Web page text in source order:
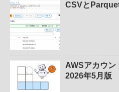
CSVと
AWSアカウ
2026年5月版